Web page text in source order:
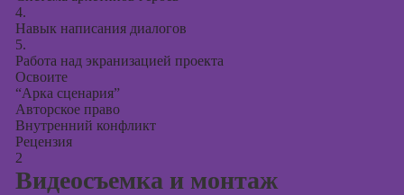
4.
Навык написания диалогов
5.
Работа над экранизацией проекта
Освоите
“Арка сценария”
Авторское право
Внутренний конфликт
Рецензия
2
Видеосъемка и монтаж